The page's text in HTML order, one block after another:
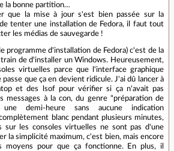
la bonne partition…
que la mise à jour s'est bien passée sur la
tenter une installation de Fedora, il faut tout
les médias de sauvegarde !
programme d'installation de Fedora) c'est de la
de d'installer un Windows. Heureusement,
virtuelles parce que l'interface graphique
que ça en devient ridicule. J'ai dû lancer à
et des lsof pour vérifier si ça n'avait pas
messages à la con, du genre "préparation de
une demi-heure sans aucune indication
blanc pendant plusieurs minutes,
sur les consoles virtuelles ne sont pas d'une
la simplicité maximum, c'est bien, mais encore
moyens pour que ça fonctionne. En plus, il